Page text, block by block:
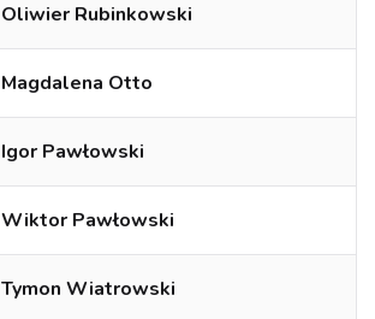
Oliwier Rubinkowski
Magdalena Otto
Igor Pawłowski
Wiktor Pawłowski
Tymon Wiatrowski